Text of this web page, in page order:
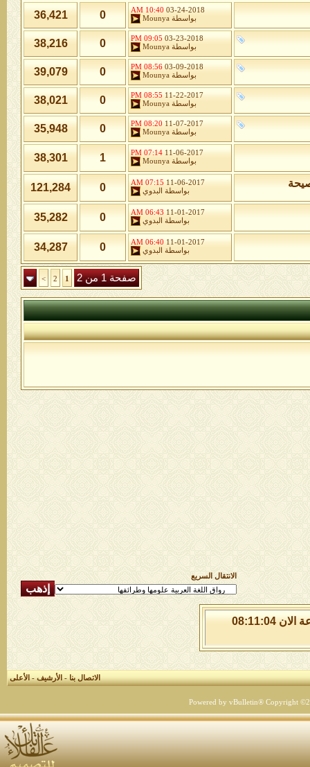
03-24-2018
10:40 AM
بواسطة Mounya
0
36,421
03-23-2018
09:05 PM
بواسطة Mounya
0
38,216
03-09-2018
08:56 PM
بواسطة Mounya
0
39,079
11-22-2017
08:55 PM
بواسطة Mounya
0
38,021
11-07-2017
08:20 PM
بواسطة Mounya
0
35,948
11-06-2017
07:14 PM
بواسطة Mounya
1
38,301
11-06-2017
07:15 AM
بواسطة
البدوي 0
121,284
11-01-2017
06:43 AM
بواسطة
البدوي 0
35,282
11-01-2017
06:40 AM
بواسطة
البدوي 0
34,287
صفحة 1 من 2 1
2
>
الانتقال السريع
الجمعة 7 من اغسطس 2026 , الساعة الان 08:11:04
الاتصال بنا-الأرشيف-الأعلى
Powered by vBulletin® Copyright